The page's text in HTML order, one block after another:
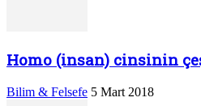
Homo (insan) cinsinin
Bilim & Felsefe 5 Mart 2018